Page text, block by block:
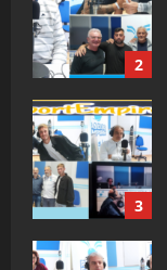
3
4